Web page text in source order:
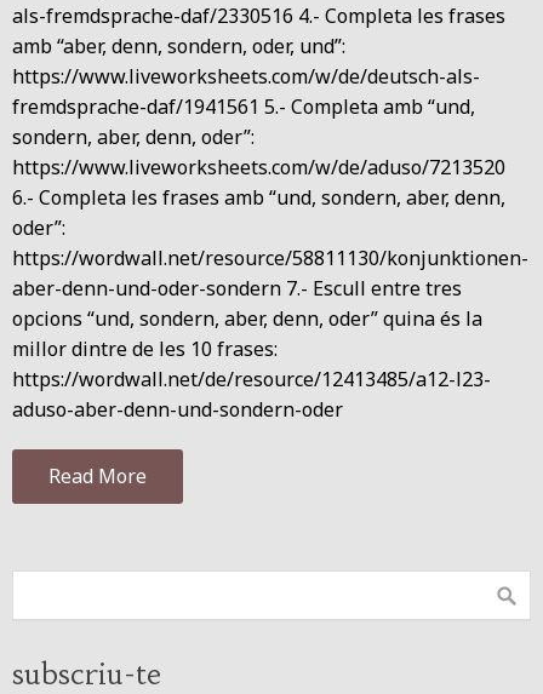
als-fremdsprache-daf/2330516 4.- Completa les frases
amb “aber, denn, sondern, oder, und”:
https://www.liveworksheets.com/w/de/deutsch-als-
fremdsprache-daf/1941561 5.- Completa amb “und,
sondern, aber, denn, oder”:
https://www.liveworksheets.com/w/de/aduso/7213520
6.- Completa les frases amb “und, sondern, aber, denn,
oder”:
https://wordwall.net/resource/58811130/konjunktionen-
aber-denn-und-oder-sondern 7.- Escull entre tres
opcions “und, sondern, aber, denn, oder” quina és la
millor dintre de les 10 frases:
https://wordwall.net/de/resource/12413485/a12-l23-
aduso-aber-denn-und-sondern-oder
Read More
subscriu-te